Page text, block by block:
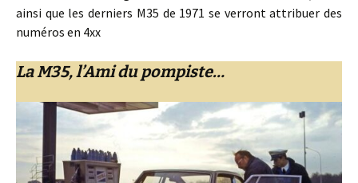
ainsi que les derniers M35 de 1971 se verront attribuer des
numéros en 4xx
La M35, l’Ami du pompiste…